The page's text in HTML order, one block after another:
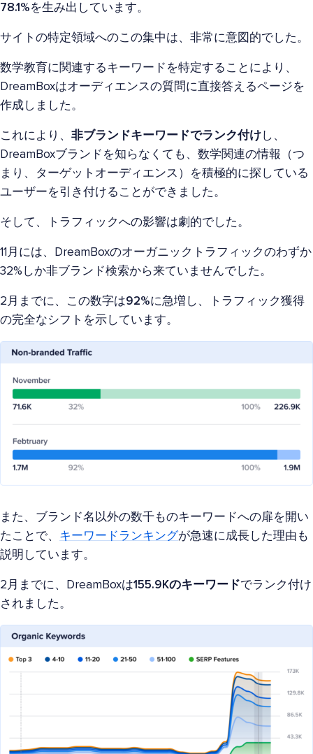
78.1%を生み出しています。
サイトの特定領域へのこの集中は、非常に意図的でした。
数学教育に関連するキーワードを特定することにより、
DreamBoxはオーディエンスの質問に直接答えるページを
作成しました。
これにより、 非ブランドキーワードでランク付けし、
DreamBoxブランドを知らなくても、数学関連の情報（つ
まり、ターゲットオーディエンス）を積極的に探している
ユーザーを引き付けることができました。
そして、トラフィックへの影響は劇的でした。
11月には、DreamBoxのオーガニックトラフィックのわずか
32%しか非ブランド検索から来ていませんでした。
2月までに、この数字は92%に急増し、トラフィック獲得
の完全なシフトを示しています。
また、ブランド名以外の数千ものキーワードへの扉を開い
たことで、 キーワードランキングが急速に成長した理由も
説明しています。
2月までに、DreamBoxは155.9Kのキーワードでランク付け
されました。